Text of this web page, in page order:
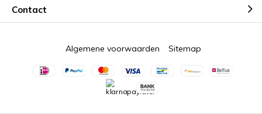
Contact
Algemene voorwaarden Sitemap